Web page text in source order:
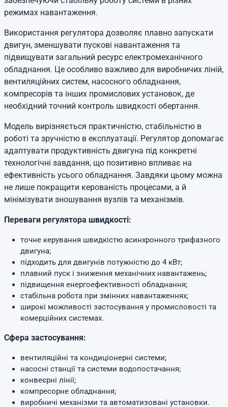
режимах навантаження.
Використання регулятора дозволяє плавно запускати
двигун, зменшувати пускові навантаження та
підвищувати загальний ресурс електромеханічного
обладнання. Це особливо важливо для виробничих ліній,
вентиляційних систем, насосного обладнання,
компресорів та інших промислових установок, де
необхідний точний контроль швидкості обертання.
Модель вирізняється практичністю, стабільністю в
роботі та зручністю в експлуатації. Регулятор допомагає
адаптувати продуктивність двигуна під конкретні
технологічні завдання, що позитивно впливає на
ефективність усього обладнання. Завдяки цьому можна
не лише покращити керованість процесами, а й
мінімізувати зношування вузлів та механізмів.
Переваги регулятора швидкості:
точне керування швидкістю асинхронного трифазного
двигуна;
підходить для двигунів потужністю до 4 кВт;
плавний пуск і зниження механічних навантажень;
підвищення енергоефективності обладнання;
стабільна робота при змінних навантаженнях;
широкі можливості застосування у промисловості та
комерційних системах.
Сфера застосування:
вентиляційні та кондиціонерні системи;
насосні станції та системи водопостачання;
конвеєрні лінії;
компресорне обладнання;
виробничі механізми та автоматизовані установки.